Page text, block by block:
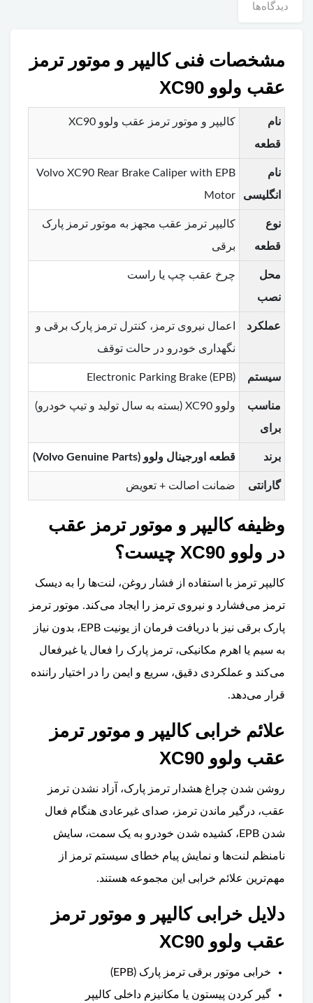
دیدگاه‌ها
مشخصات فنی کالیپر و موتور ترمز
عقب ولوو XC90
نام
قطعه
کالیپر و موتور ترمز عقب ولوو XC90
نام
انگلیسی
Volvo XC90 Rear Brake Caliper with EPB
Motor
نوع
قطعه
کالیپر ترمز عقب مجهز به موتور ترمز پارک
برقی
محل
نصب
چرخ عقب چپ یا راست
عملکرد
اعمال نیروی ترمز، کنترل ترمز پارک برقی و
نگهداری خودرو در حالت توقف
سیستم Electronic Parking Brake (EPB)
مناسب
برای
ولوو XC90 (بسته به سال تولید و تیپ خودرو)
برند قطعه اورجینال ولوو (Volvo Genuine Parts)
گارانتی ضمانت اصالت + تعویض
وظیفه کالیپر و موتور ترمز عقب
در ولوو XC90 چیست؟
کالیپر ترمز با استفاده از فشار روغن، لنت‌ها را به دیسک
ترمز می‌فشارد و نیروی ترمز را ایجاد می‌کند. موتور ترمز
پارک برقی نیز با دریافت فرمان از یونیت EPB، بدون نیاز
به سیم یا اهرم مکانیکی، ترمز پارک را فعال یا غیرفعال
می‌کند و عملکردی دقیق، سریع و ایمن را در اختیار راننده
قرار می‌دهد.
علائم خرابی کالیپر و موتور ترمز
عقب ولوو XC90
روشن شدن چراغ هشدار ترمز پارک، آزاد نشدن ترمز
عقب، درگیر ماندن ترمز، صدای غیرعادی هنگام فعال
شدن EPB، کشیده شدن خودرو به یک سمت، سایش
نامنظم لنت‌ها و نمایش پیام خطای سیستم ترمز از
مهم‌ترین علائم خرابی این مجموعه هستند.
دلایل خرابی کالیپر و موتور ترمز
عقب ولوو XC90
خرابی موتور برقی ترمز پارک (EPB)
گیر کردن پیستون یا مکانیزم داخلی کالیپر